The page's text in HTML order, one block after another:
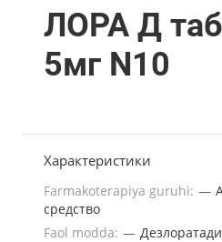
ЛОРА Д
5мг N10
Характеристики
Farmakoterapiya guruhi: —
средство
Faol modda: —